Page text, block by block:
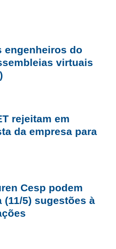
DA PROFISSÃO
engenheiros do
virtuais
rejeitam em
da empresa para
Cesp podem
5) sugestões à